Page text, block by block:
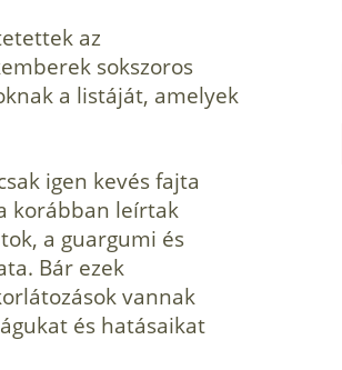
az
sok­szoros
a listáját, amelyek
igen kevés fajta
korábban leírtak
a guargumi és
Bár ezek
vannak
és hatásaikat